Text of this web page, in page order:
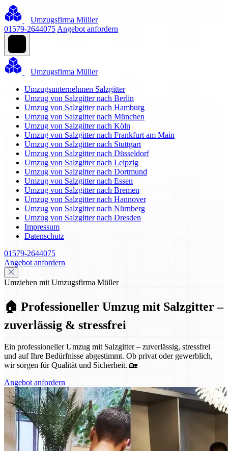
Umzugsfirma Müller
01579-2644075 Angebot anfordern
Umzugsfirma Müller
Umzugsunternehmen Salzgitter
Umzug von Salzgitter nach Berlin
Umzug von Salzgitter nach Hamburg
Umzug von Salzgitter nach München
Umzug von Salzgitter nach Köln
Umzug von Salzgitter nach Frankfurt am Main
Umzug von Salzgitter nach Stuttgart
Umzug von Salzgitter nach Düsseldorf
Umzug von Salzgitter nach Leipzig
Umzug von Salzgitter nach Dortmund
Umzug von Salzgitter nach Essen
Umzug von Salzgitter nach Bremen
Umzug von Salzgitter nach Hannover
Umzug von Salzgitter nach Nürnberg
Umzug von Salzgitter nach Dresden
Impressum
Datenschutz
01579-2644075
Angebot anfordern
Umziehen mit Umzugsfirma Müller
🏠 Professioneller Umzug mit Salzgitter –
zuverlässig & stressfrei
Ein professioneller Umzug mit Salzgitter – zuverlässig, stressfrei
und auf Ihre Bedürfnisse abgestimmt. Ob privat oder gewerblich,
wir sorgen für Qualität und Sicherheit. 🏡
Angebot anfordern